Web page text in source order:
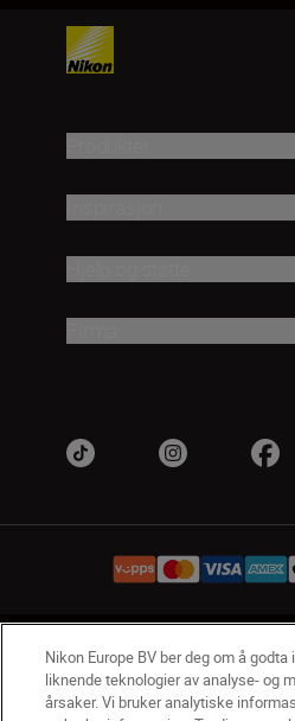
NO Nikon Sites
Kontakt oss
Vilkår og betingelser for
Nikon Europe BV ber deg om å
liknende teknologier av analyse- og
årsaker. Vi bruker analytiske